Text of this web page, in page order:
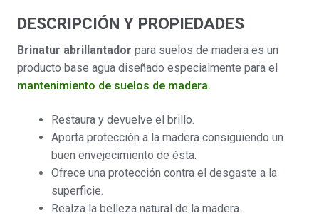
DESCRIPCIÓN Y PROPIEDADES
Brinatur abrillantador para suelos de madera es un
producto base agua diseñado especialmente para el
mantenimiento de suelos de madera.
Restaura y devuelve el brillo.
Aporta protección a la madera consiguiendo un
buen envejecimiento de ésta.
Ofrece una protección contra el desgaste a la
superficie.
Realza la belleza natural de la madera.